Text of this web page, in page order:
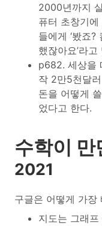
2000년까지
퓨터 초창기
들에게 ‘봤죠
했잖아요’라
p682. 세상을
작 2만5천달
돈을 어떻게
었다고 한다.
수학이 만
2021
구글은 어떻게 가장
지도는 그래